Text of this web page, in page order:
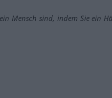
Mensch sind, indem Sie ein